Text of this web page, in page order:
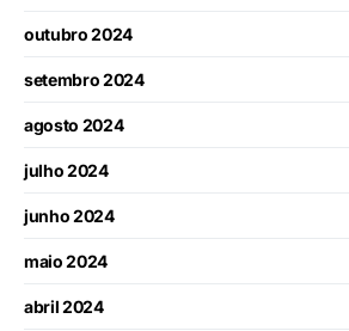
outubro 2024
setembro 2024
agosto 2024
julho 2024
junho 2024
maio 2024
abril 2024